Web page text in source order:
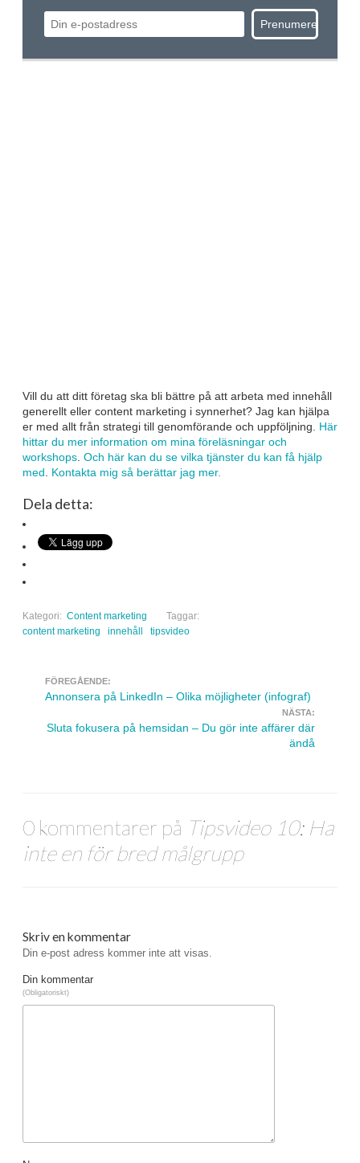
Vill du att ditt företag ska bli bättre på att arbeta med innehåll
generellt eller content marketing i synnerhet? Jag kan hjälpa
er med allt från strategi till genomförande och uppföljning. Här
hittar du mer information om mina föreläsningar och
workshops Och här kan du se vilka tjänster du kan få hjälp
med
Kontakta mig så berättar jag mer.
Dela detta:
Kategori: Content marketing
Taggar:
content marketing
innehåll tipsvideo
Navigera inlägg
FÖREGÅENDE:
Annonsera på LinkedIn – Olika möjligheter (infograf)
NÄSTA:
Sluta fokusera på hemsidan – Du gör inte affärer där
ändå
0 kommentarer på Tipsvideo 10: Ha
inte en för bred målgrupp
Skriv en kommentar
Din e-post adress kommer inte att visas.
Din kommentar
(Obligatoriskt)